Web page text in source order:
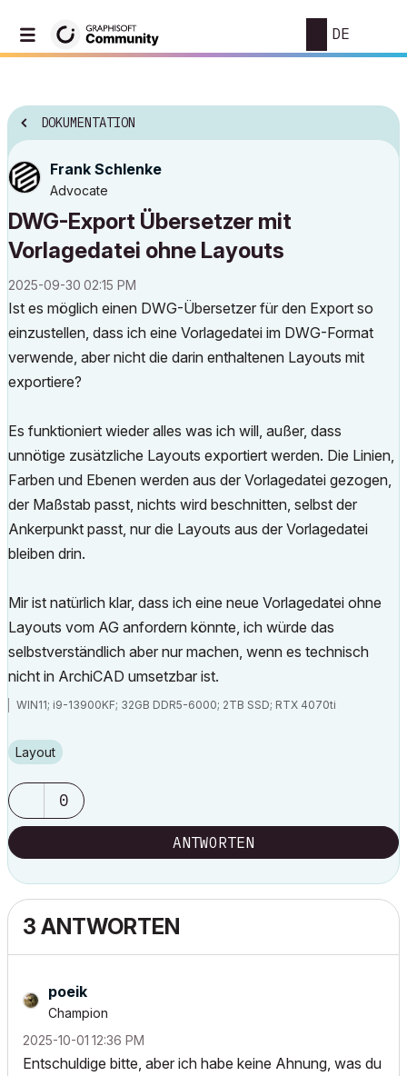
DE
DOKUMENTATION
Frank Schlenke
Advocate
DWG-Export Übersetzer mit
Vorlagedatei ohne Layouts
‎2025-09-30 02:15 PM
Ist es möglich einen DWG-Übersetzer für den Export so
einzustellen, dass ich eine Vorlagedatei im DWG-Format
verwende, aber nicht die darin enthaltenen Layouts mit
exportiere?
Es funktioniert wieder alles was ich will, außer, dass
unnötige zusätzliche Layouts exportiert werden. Die Linien,
Farben und Ebenen werden aus der Vorlagedatei gezogen,
der Maßstab passt, nichts wird beschnitten, selbst der
Ankerpunkt passt, nur die Layouts aus der Vorlagedatei
bleiben drin.
Mir ist natürlich klar, dass ich eine neue Vorlagedatei ohne
Layouts vom AG anfordern könnte, ich würde das
selbstverständlich aber nur machen, wenn es technisch
nicht in ArchiCAD umsetzbar ist.
WIN11; i9-13900KF; 32GB DDR5-6000; 2TB SSD; RTX 4070ti
Layout
0
ANTWORTEN
3 ANTWORTEN
poeik
Champion
‎2025-10-01 12:36 PM
Entschuldige bitte, aber ich habe keine Ahnung, was du